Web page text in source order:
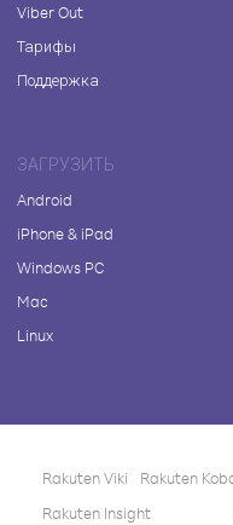
Viber Out
Тарифы
Поддержка
ЗАГРУЗИТЬ
Android
iPhone & iPad
Windows PC
Mac
Linux
Rakuten Viki Rakuten
Rakuten Insight